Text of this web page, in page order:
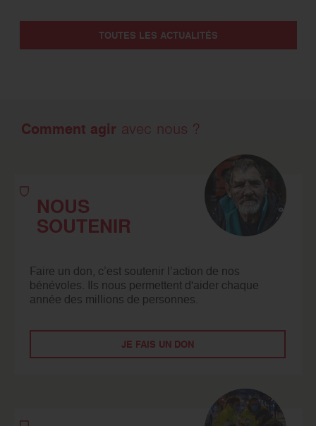
TOUTES LES ACTUALITÉS
Comment agir avec nous ?
NOUS
SOUTENIR
Faire un don, c’est soutenir l’action de nos
bénévoles. Ils nous permettent d'aider chaque
année des millions de personnes.
JE FAIS UN DON